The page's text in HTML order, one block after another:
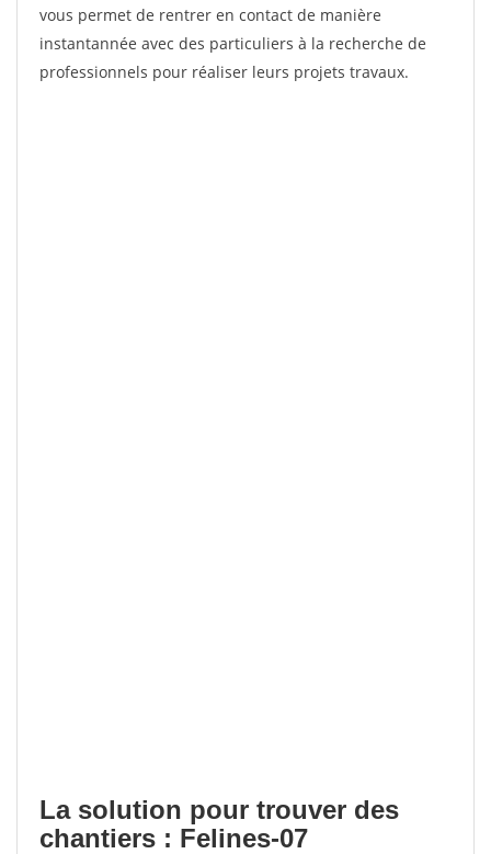
vous permet de rentrer en contact de manière
instantannée avec des particuliers à la recherche de
professionnels pour réaliser leurs projets travaux.
La solution pour trouver des
chantiers : Felines-07